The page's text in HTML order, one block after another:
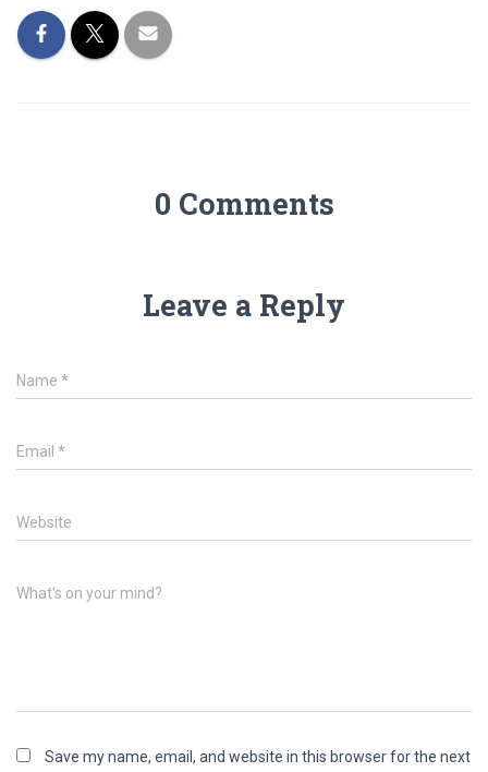
0 Comments
Leave a Reply
Name *
Email *
Website
What's on your mind?
Save my name, email, and website in this browser for the next